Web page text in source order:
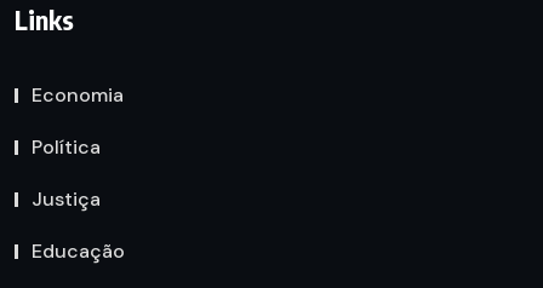
Links
Economia
Política
Justiça
Educação